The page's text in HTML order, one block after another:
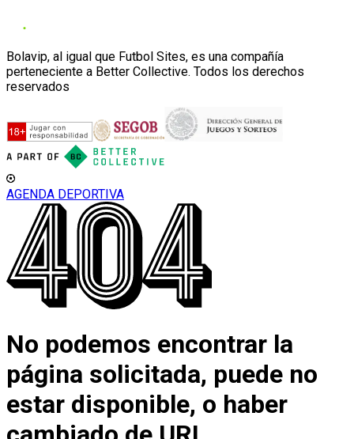
Bolavip, al igual que Futbol Sites, es una compañía
perteneciente a Better Collective. Todos los derechos
reservados
AGENDA DEPORTIVA
No podemos encontrar la
página solicitada, puede no
estar disponible, o haber